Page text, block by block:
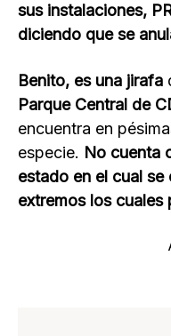
sus instalaciones,
diciendo que se
Benito, es una jirafa
Parque Central de
encuentra en
especie. No cuenta
estado en el cual se
extremos los cuales